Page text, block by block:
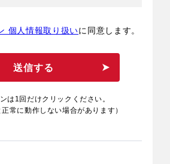
個人情報取り扱いに同意します。
送信する
は1回だけクリックください。
正常に動作しない場合があります）